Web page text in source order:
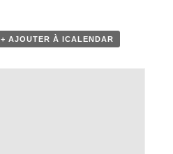
+ AJOUTER À ICALENDAR